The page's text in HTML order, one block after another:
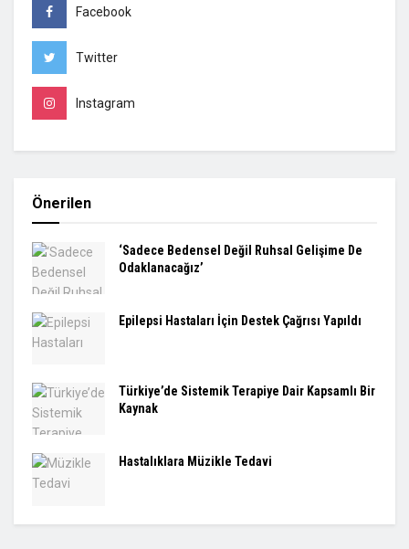
Facebook
Twitter
Instagram
Önerilen
‘Sadece Bedensel Değil Ruhsal Gelişime De
Odaklanacağız’
Epilepsi Hastaları İçin Destek Çağrısı Yapıldı
Türkiye’de Sistemik Terapiye Dair Kapsamlı Bir
Kaynak
Hastalıklara Müzikle Tedavi